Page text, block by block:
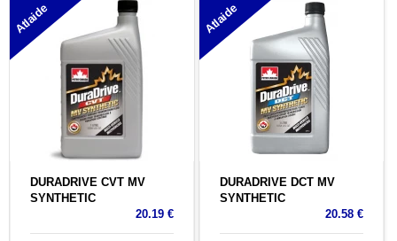
Atlaide
DURADRIVE CVT MV
SYNTHETIC
20.19 €
Atlaide
DURADRIVE DCT MV
SYNTHETIC
20.58 €